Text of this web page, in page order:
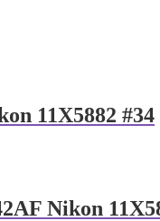
11X5882 #34
Nikon